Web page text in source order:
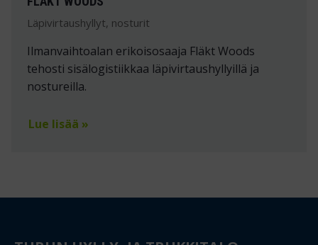
Läpivirtaushyllyt, nosturit
Ilmanvaihtoalan erikoisosaaja Fläkt Woods
tehosti sisälogistiikkaa läpivirtaushyllyillä ja
nostureilla.
Lue lisää »